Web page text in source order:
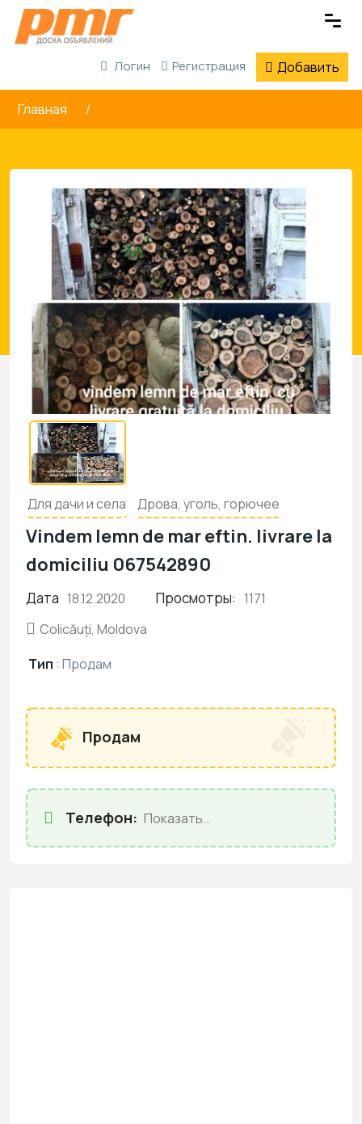
Логин Регистрация Добавить
Главная
Для дачи и села Дрова, уголь, горючее
Vindem lemn de mar eftin. livrare la
domiciliu 067542890
Дата 18.12.2020 Просмотры: 1171
Colicăuți, Moldova
Тип : Продам
Продам
Телефон: Показать..